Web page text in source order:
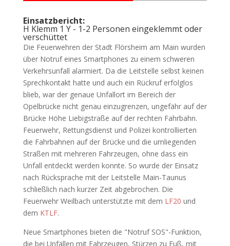
Einsatzbericht:
H Klemm 1 Y - 1-2 Personen eingeklemmt oder
verschüttet
Die Feuerwehren der Stadt Flörsheim am Main wurden
über Notruf eines Smartphones zu einem schweren
Verkehrsunfall alarmiert. Da die Leitstelle selbst keinen
Sprechkontakt hatte und auch ein Rückruf erfolglos
blieb, war der genaue Unfallort im Bereich der
Opelbrücke nicht genau einzugrenzen, ungefähr auf der
Brücke Höhe Liebigstraße auf der rechten Fahrbahn.
Feuerwehr, Rettungsdienst und Polizei kontrollierten
die Fahrbahnen auf der Brücke und die umliegenden
Straßen mit mehreren Fahrzeugen, ohne dass ein
Unfall entdeckt werden konnte. So wurde der Einsatz
nach Rücksprache mit der Leitstelle Main-Taunus
schließlich nach kurzer Zeit abgebrochen. Die
Feuerwehr Weilbach unterstützte mit dem LF20 und
dem KTLF.
Neue Smartphones bieten die "Notruf SOS"-Funktion,
die bei Unfällen mit Fahrzeugen, Stürzen zu Fuß, mit